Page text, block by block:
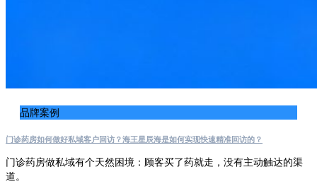
品牌案例
门诊药房如何做好私域客户回访？海王星辰海是如何实现快速精准回访的？
门诊药房做私域有个天然困境：顾客买了药就走，没有主动触达的渠
道。